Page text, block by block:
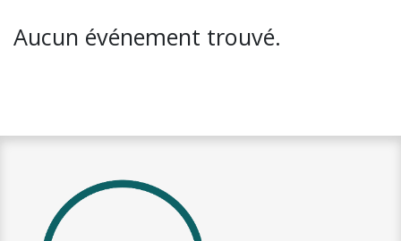
Aucun événement trouvé.